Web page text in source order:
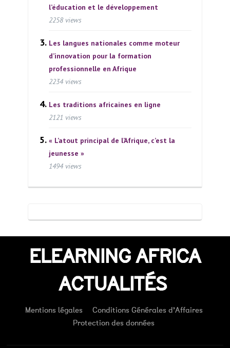
l’éducation et le développement
2258 views
Les langues nationales comme moteur
d’innovation pour la formation
professionnelle en Afrique
2234 views
Les traditions africaines en ligne
2121 views
« L’atout principal de l’Afrique, c’est la
jeunesse »
1494 views
ELEARNING AFRICA
ACTUALITÉS
Mentions légales
Conditions Générales d’Affaires
Protection des données